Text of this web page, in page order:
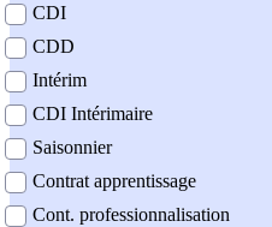
contrat
CDI
CDD
Intérim
CDI Intérimaire
Saisonnier
Contrat apprentissage
Cont. professionnalisation